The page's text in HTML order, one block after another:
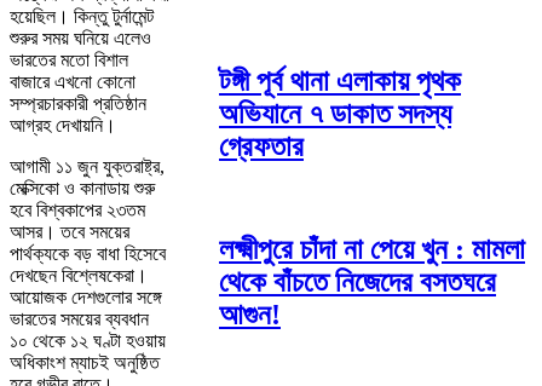
হয়েছিল। কিন্তু টুর্নামেন্ট
শুরুর সময় ঘনিয়ে এলেও
ভারতের মতো বিশাল
বাজারে এখনো কোনো
সম্প্রচারকারী প্রতিষ্ঠান
আগ্রহ দেখায়নি।
আগামী ১১ জুন যুক্তরাষ্ট্র,
মেক্সিকো ও কানাডায় শুরু
হবে বিশ্বকাপের ২৩তম
আসর। তবে সময়ের
পার্থক্যকে বড় বাধা হিসেবে
দেখছেন বিশ্লেষকেরা।
আয়োজক দেশগুলোর সঙ্গে
ভারতের সময়ের ব্যবধান
১০ থেকে ১২ ঘণ্টা হওয়ায়
অধিকাংশ ম্যাচই অনুষ্ঠিত
টঙ্গী পূর্ব থানা এলাকায় পৃথক
অভিযানে ৭ ডাকাত সদস্য
গ্রেফতার
লক্ষ্মীপুরে চাঁদা না পেয়ে খুন : মামলা
থেকে বাঁচতে নিজেদের বসতঘরে
আগুন!